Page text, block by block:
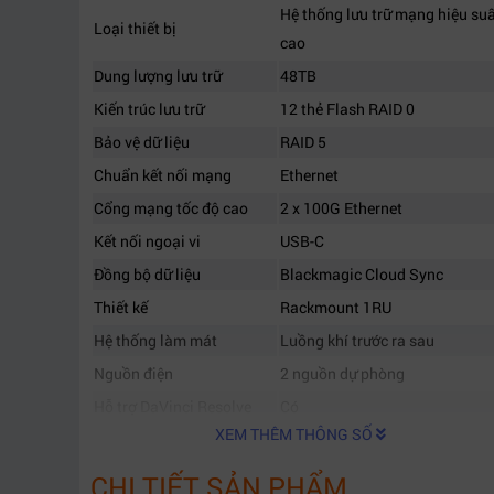
Loại thiết bị
Hệ thống lưu trữ mạng hiệu
cao
Dung lượng lưu trữ
48TB
Kiến trúc lưu trữ
12 thẻ Flash RAID 0
Bảo vệ dữ liệu
RAID 5
Chuẩn kết nối mạng
Ethernet
Cổng mạng tốc độ cao
2 x 100G Ethernet
Kết nối ngoại vi
USB-C
Đồng bộ dữ liệu
Blackmagic Cloud Sync
Thiết kế
Rackmount 1RU
Hệ thống làm mát
Luồng khí trước ra sau
Nguồn điện
2 nguồn dự phòng
Có
Hỗ trợ Edit While Record
Có
XEM THÊM THÔNG SỐ